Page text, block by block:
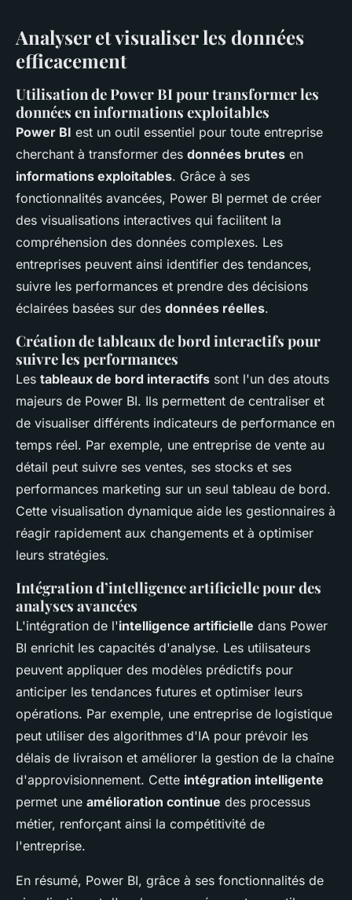
Analyser et visualiser les données
efficacement
Utilisation de Power BI pour transformer les
données en informations exploitables
Power BI est un outil essentiel pour toute entreprise
cherchant à transformer des données brutes en
informations exploitables. Grâce à ses
fonctionnalités avancées, Power BI permet de créer
des visualisations interactives qui facilitent la
compréhension des données complexes. Les
entreprises peuvent ainsi identifier des tendances,
suivre les performances et prendre des décisions
éclairées basées sur des données réelles.
Création de tableaux de bord interactifs pour
suivre les performances
Les tableaux de bord interactifs sont l'un des atouts
majeurs de Power BI. Ils permettent de centraliser et
de visualiser différents indicateurs de performance en
temps réel. Par exemple, une entreprise de vente au
détail peut suivre ses ventes, ses stocks et ses
performances marketing sur un seul tableau de bord.
Cette visualisation dynamique aide les gestionnaires à
réagir rapidement aux changements et à optimiser
leurs stratégies.
Intégration d’intelligence artificielle pour des
analyses avancées
L'intégration de l'intelligence artificielle dans Power
BI enrichit les capacités d'analyse. Les utilisateurs
peuvent appliquer des modèles prédictifs pour
anticiper les tendances futures et optimiser leurs
opérations. Par exemple, une entreprise de logistique
peut utiliser des algorithmes d'IA pour prévoir les
délais de livraison et améliorer la gestion de la chaîne
d'approvisionnement. Cette intégration intelligente
permet une amélioration continue des processus
métier, renforçant ainsi la compétitivité de
l'entreprise.
En résumé, Power BI, grâce à ses fonctionnalités de